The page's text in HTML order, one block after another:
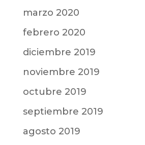
marzo 2020
febrero 2020
diciembre 2019
noviembre 2019
octubre 2019
septiembre 2019
agosto 2019